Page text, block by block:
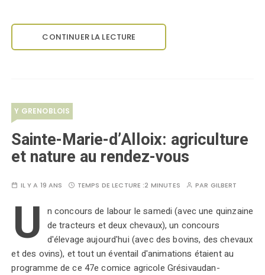
CONTINUER LA LECTURE
Y GRENOBLOIS
Sainte-Marie-d’Alloix: agriculture
et nature au rendez-vous
IL Y A 19 ANS TEMPS DE LECTURE :2 MINUTES PAR GILBERT
U n concours de labour le samedi (avec une quinzaine
de tracteurs et deux chevaux), un concours
d'élevage aujourd'hui (avec des bovins, des chevaux
et des ovins), et tout un éventail d'animations étaient au
programme de ce 47e comice agricole Grésivaudan-